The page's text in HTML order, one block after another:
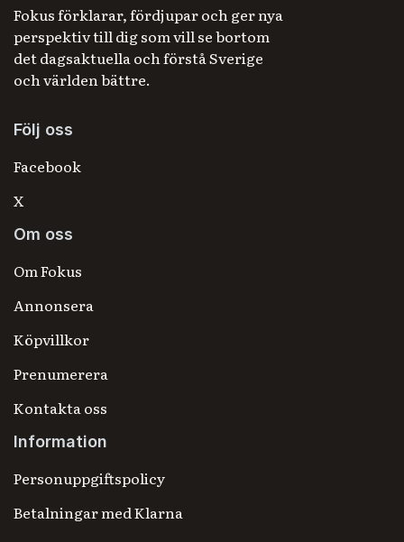
Fokus förklarar, fördjupar och ger nya
perspektiv till dig som vill se bortom
det dagsaktuella och förstå Sverige
och världen bättre.
Följ oss
Facebook
X
Om oss
Om Fokus
Annonsera
Köpvillkor
Prenumerera
Kontakta oss
Information
Personuppgiftspolicy
Betalningar med Klarna